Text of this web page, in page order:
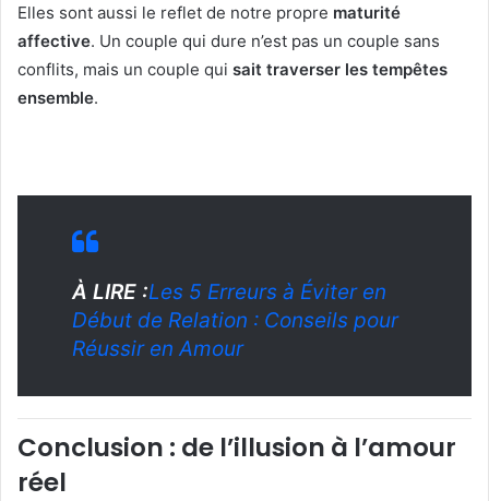
Elles sont aussi le reflet de notre propre maturité
affective. Un couple qui dure n’est pas un couple sans
conflits, mais un couple qui sait traverser les tempêtes
ensemble.
À LIRE :Les 5 Erreurs à Éviter en
Début de Relation : Conseils pour
Réussir en Amour
Conclusion : de l’illusion à l’amour
réel